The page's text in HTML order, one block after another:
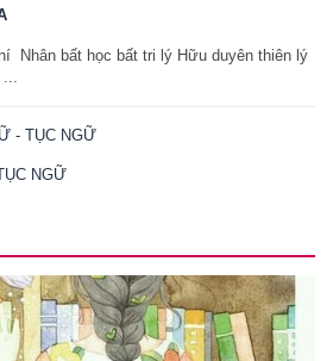
Nhân bất học bất tri lý Hữu duyên thiên lý
...
- TỤC NGỮ
NGỮ